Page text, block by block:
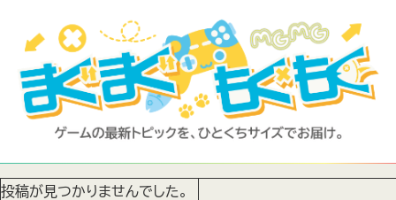
投稿が見つかりませんでした。